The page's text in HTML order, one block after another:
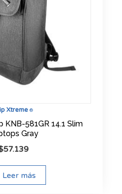
Xtreme ®
KNB-581GR 14.1 Slim
Gray
57.139
Leer más